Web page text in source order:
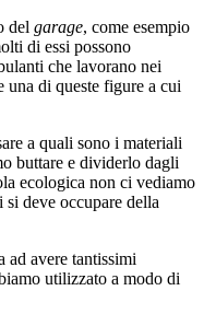
del garage, come esempio
di essi possono
che lavorano nei
una di queste figure a cui
a quali sono i materiali
buttare e dividerlo dagli
ecologica non ci vediamo
deve occupare della
ad avere tantissimi
utilizzato a modo di